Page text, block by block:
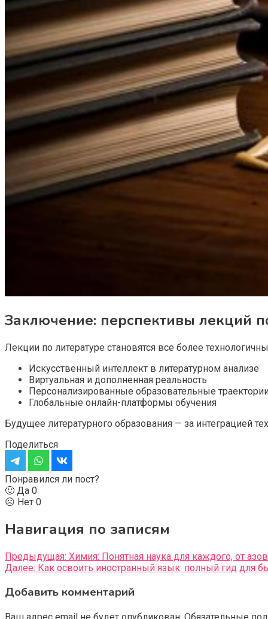
Заключение: перспективы лекций
Лекции по литературе становятся все более
Искусственный интеллект в литературном анализе
Виртуальная и дополненная реальность
Персонализированные образовательные
Глобальные онлайн-платформы обучения
Будущее литературного образования — за интеграцией
Поделиться
Понравился ли пост?
🙂 Да 0
☹️ Нет 0
Навигация по записям
Предыдущая: Химия: Понятная наука для каждого, от
Далее: Как освоить иностранный язык: полный гид для
Добавить комментарий